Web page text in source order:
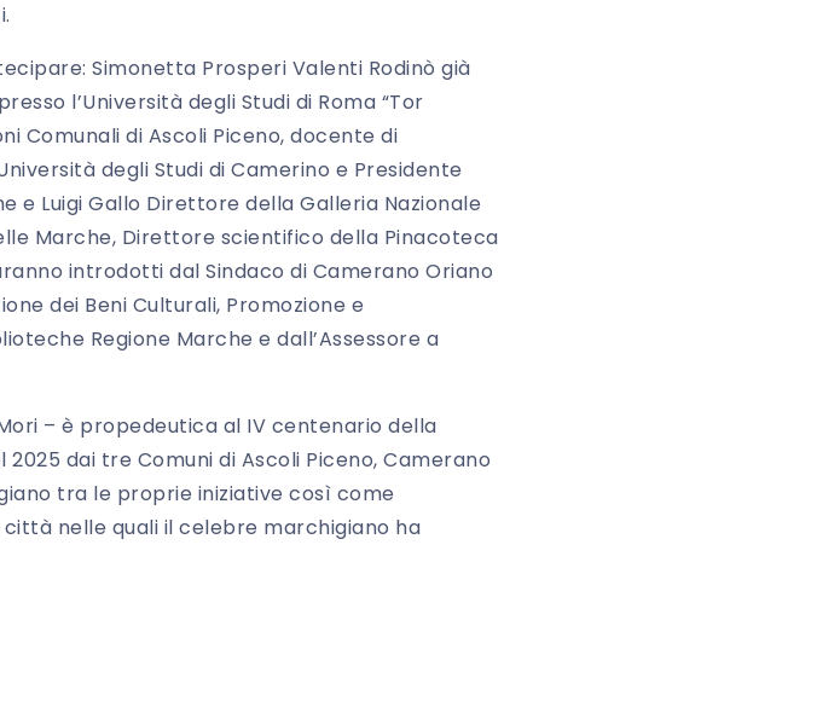
Simonetta Prosperi Valenti Rodinò già
l’Università degli Studi di Roma “Tor
Comunali di Ascoli Piceno, docente di
degli Studi di Camerino e Presidente
e Luigi Gallo Direttore della Galleria Nazionale
Marche, Direttore scientifico della Pinacoteca
introdotti dal Sindaco di Camerano Oriano
dei Beni Culturali, Promozione e
Regione Marche e dall’Assessore a
– è propedeutica al IV centenario della
dai tre Comuni di Ascoli Piceno, Camerano
tra le proprie iniziative così come
nelle quali il celebre marchigiano ha